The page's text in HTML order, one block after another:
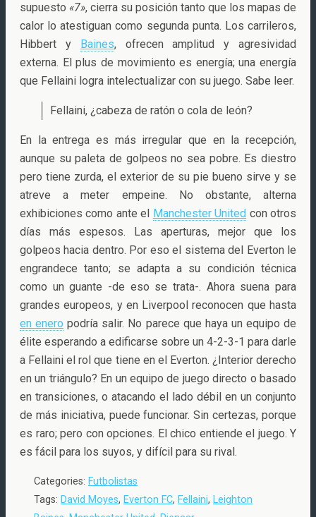
supuesto «7», cierra su posición tanto que los mapas de
calor lo atestiguan como segunda punta. Los carrileros,
Hibbert y Baines, ofrecen amplitud y agresividad
externa. El plus de movimiento es energía; una energía
que Fellaini logra intelectualizar con su juego. Sabe leer.
Fellaini, ¿cabeza de ratón o cola de león?
En la entrega es más irregular que en la recepción,
aunque su paleta de golpeos no sea pobre. Es diestro
pero tiene zurda, el exterior de su pie bueno sirve y se
atreve a meter empeine. No obstante, alterna
exhibiciones como ante el Manchester United con otros
días más espesos. Las aperturas, mejor que los
golpeos hacia dentro. Por eso el sistema del Everton le
engrandece tanto; se adapta a su condición técnica
como un guante -de eso se trata-. Ahora suena para
grandes europeos, y en Liverpool reconocen que hasta
en enero podría salir. No parece que haya un equipo de
élite esperando a edificarse sobre un 4-2-3-1 para darle
a Fellaini el rol que tiene en el Everton. ¿Interior derecho
en un triángulo? En un equipo de juego directo o basado
en transiciones, o atacando el lado débil en un conjunto
de más iniciativa, puede funcionar. Sin certezas, porque
es raro; pero con opciones. El chico entiende el juego. Y
es fácil para los suyos, y difícil para su rival.
Categories: Futbolistas
Tags: David Moyes, Everton FC, Fellaini, Leighton